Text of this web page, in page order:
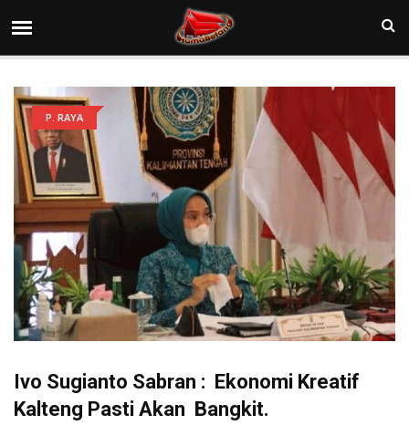
P. RAYA
Ivo Sugianto Sabran : Ekonomi Kreatif
Kalteng Pasti Akan Bangkit.